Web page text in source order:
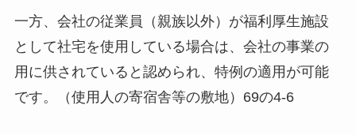
一方、会社の従業員（親族以外）が福利厚生施設
として社宅を使用している場合は、会社の事業の
用に供されていると認められ、特例の適用が可能
です。（使用人の寄宿舎等の敷地）69の4-6